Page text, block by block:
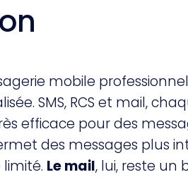
mobile
SMS, RCS et mail,
efficace pour des
des messages plus
Le mail, lui, reste un